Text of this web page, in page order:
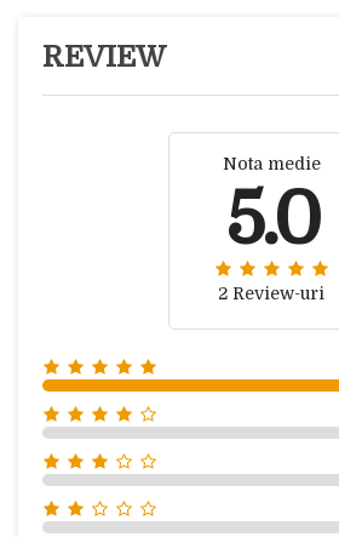
REVIEW
Nota medie
5.0
2 Review-uri